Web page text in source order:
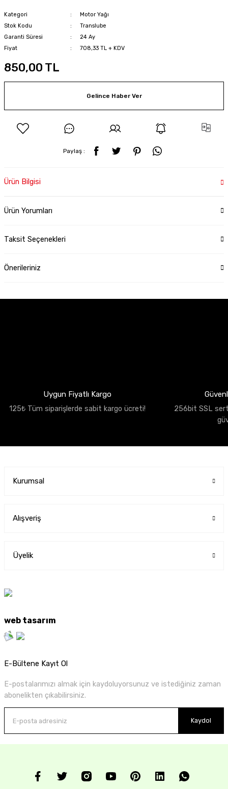
Kategori
Motor Yağı
Stok Kodu
Translube
Garanti Süresi
24 Ay
Fiyat
708,33 TL + KDV
850,00 TL
Gelince Haber Ver
Paylaş :
Ürün Bilgisi
Ürün Yorumları
Taksit Seçenekleri
Önerileriniz
Uygun Fiyatlı Kargo
125₺ Tüm siparişlerde sabit kargo ücreti!
256bit SSL
Kurumsal
Alışveriş
Üyelik
web tasarım
E-Bültene Kayıt Ol
E-postalarımızı almak için kaydoluyorsunuz ve istediğiniz zaman
abonelikten çıkabilirsiniz.
Kaydol